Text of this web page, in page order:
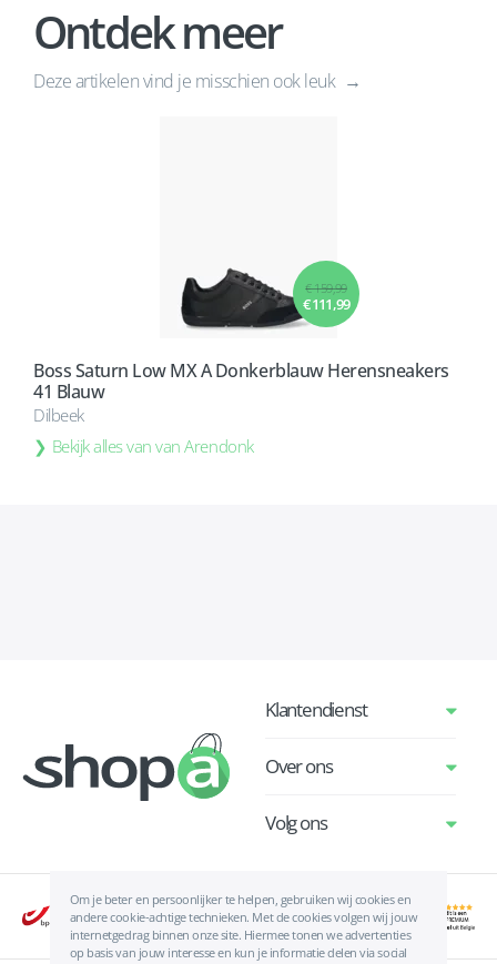
€ 159,99
€ 111,99
Boss Saturn Low MX A Donkerblauw Herensneakers
41 Blauw
Dilbeek
Bekijk alles van van Arendonk
Ontdek meer
Deze artikelen vind je misschien ook leuk
Om je beter en persoonlijker te helpen, gebruiken wij cookies en
andere cookie-achtige technieken. Met de cookies volgen wij jouw
internetgedrag binnen onze site. Hiermee tonen we advertenties
op basis van jouw interesse en kun je informatie delen via social
Klantendienst
Over ons
Volg ons